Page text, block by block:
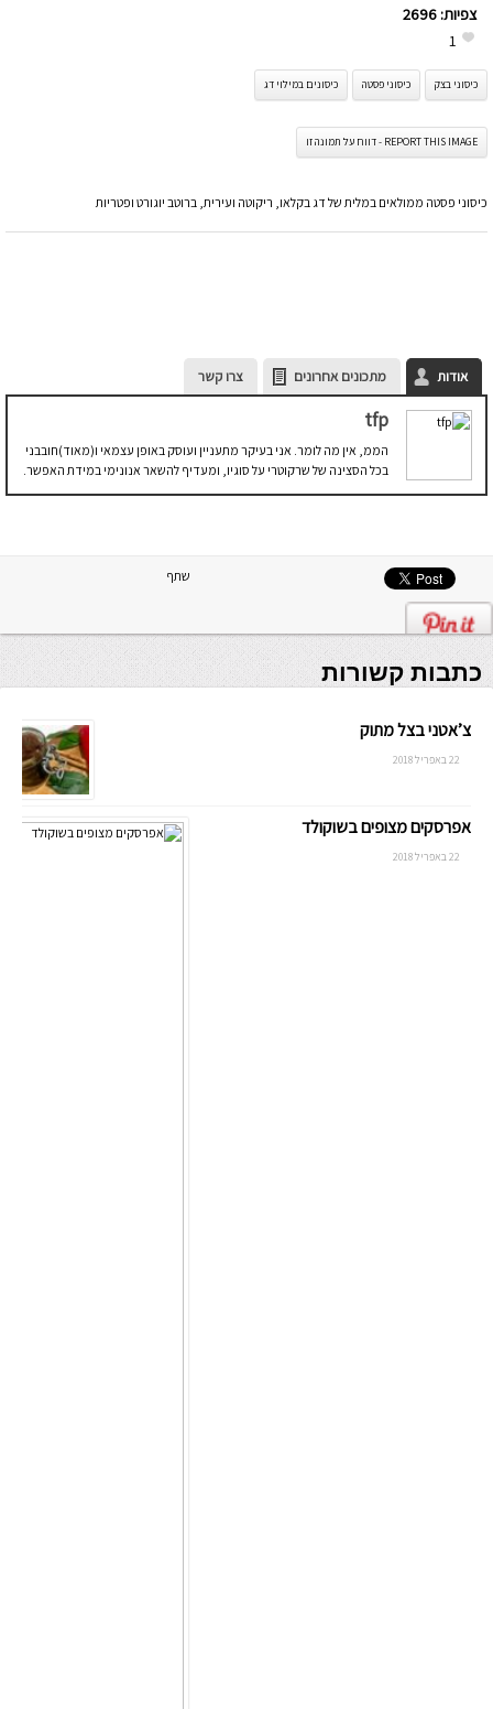
צפיות: 2696
1
כיסוני בצק כיסוני פסטה כיסונים במילוי דג
REPORT THIS IMAGE - דווח על תמונה זו
כיסוני פסטה ממולאים במלית של דג בקלאו, ריקוטה ועירית, ברוטב יוגורט ופטריות
אודות מתכונים אחרונים צרו קשר
tfp
הממ, אין מה לומר. אני בעיקר מתעניין ועוסק באופן עצמאי ו(מאוד)חובבני
בכל הסצינה של שרקוטרי על סוגיו, ומעדיף להשאר אנונימי במידת האפשר.
שתף
כתבות קשורות
צ’אטני בצל מתוק
22 באפריל 2018
אפרסקים מצופים בשוקולד
22 באפריל 2018